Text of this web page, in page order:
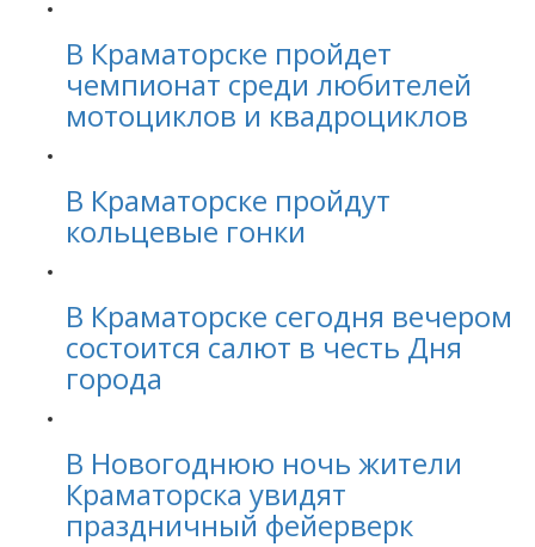
В Краматорске пройдет
чемпионат среди любителей
мотоциклов и квадроциклов
В Краматорске пройдут
кольцевые гонки
В Краматорске сегодня вечером
состоится салют в честь Дня
города
В Новогоднюю ночь жители
Краматорска увидят
праздничный фейерверк